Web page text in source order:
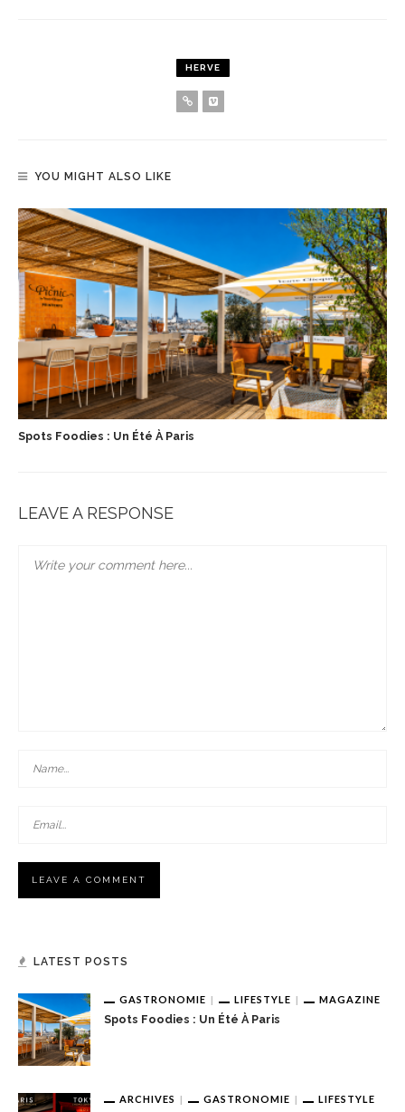
HERVE
YOU MIGHT ALSO LIKE
Spots Foodies : Un Été À Paris
LEAVE A RESPONSE
LATEST POSTS
GASTRONOMIE LIFESTYLE MAGAZINE
Spots Foodies : Un Été À Paris
ARCHIVES GASTRONOMIE LIFESTYLE